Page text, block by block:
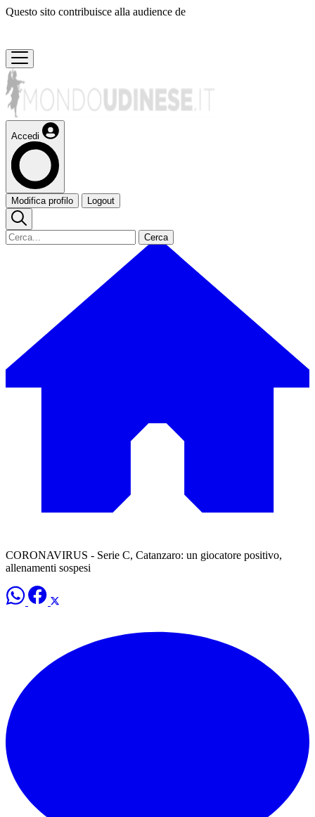
Questo sito contribuisce alla audience de
Accedi
Modifica profilo Logout
Cerca
CORONAVIRUS - Serie C, Catanzaro: un giocatore positivo,
allenamenti sospesi